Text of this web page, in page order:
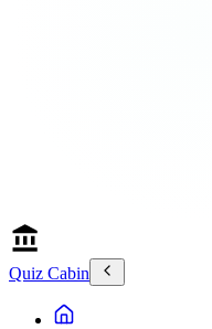
Quiz Cabin